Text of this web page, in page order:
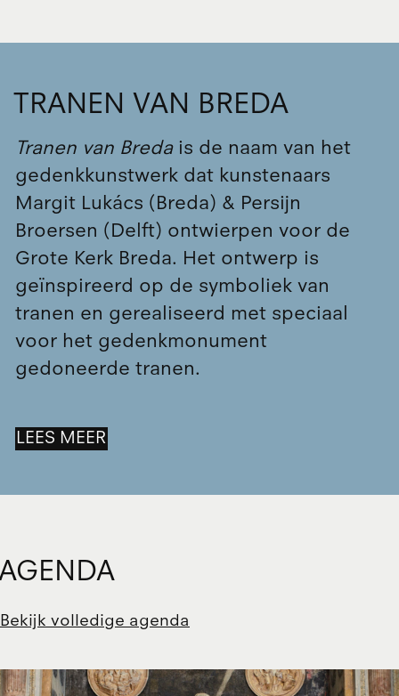
TRANEN VAN BREDA
Tranen van Bredais de naam van het
gedenkkunstwerk dat kunstenaars
Margit Lukács (Breda) & Persijn
Broersen (Delft) ontwierpen voor de
Grote Kerk Breda. Het ontwerp is
geïnspireerd op de symboliek van
tranen en gerealiseerd met speciaal
voor het gedenkmonument
gedoneerde tranen.
LEES MEER
Bekijk volledige agenda